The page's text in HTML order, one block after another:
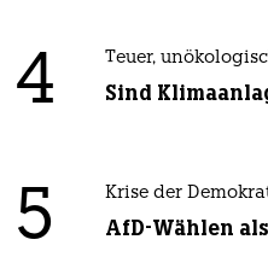
4 Teuer,
Sind
5 Krise der
AfD-Wählen